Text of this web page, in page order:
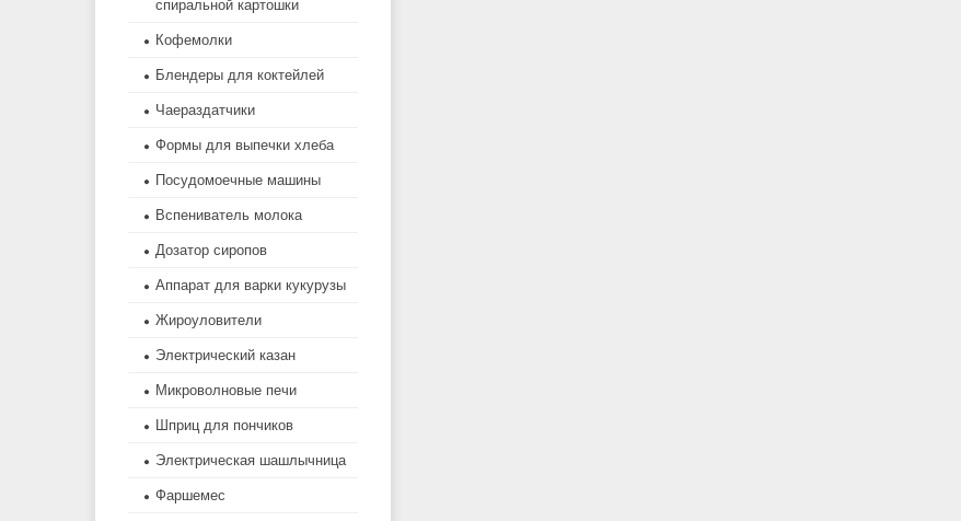
спиральной картошки
Кофемолки
Блендеры для коктейлей
Чаераздатчики
Формы для выпечки хлеба
Посудомоечные машины
Вспениватель молока
Дозатор сиропов
Аппарат для варки кукурузы
Жироуловители
Электрический казан
Микроволновые печи
Шприц для пончиков
Электрическая шашлычница
Фаршемес